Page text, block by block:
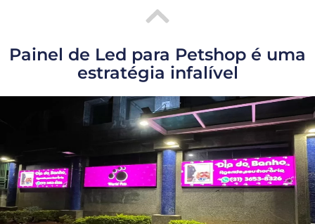
Painel de Led para Petshop é uma
estratégia infalível